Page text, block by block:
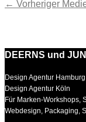
← Vorheriger
DEERNS und
Design Agentur
Design Agentur Köln
Für Marken-Workshops,
Webdesign, Packaging,